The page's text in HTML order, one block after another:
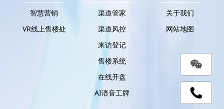
智慧营销
VR线上售楼处
渠道管家
渠道风控
来访登记
售楼系统
在线开盘
AI语音工牌
关于我们
网站地图